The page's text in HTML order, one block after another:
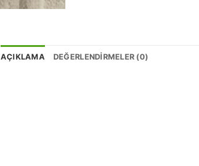
AÇIKLAMA DEĞERLENDIRMELER (0)